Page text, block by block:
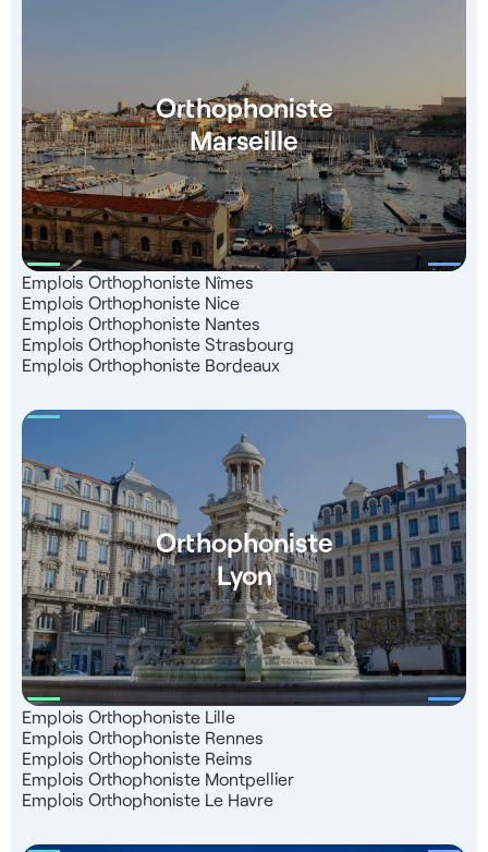
Orthophoniste
Marseille
Emplois Orthophoniste Nîmes
Emplois Orthophoniste Nice
Emplois Orthophoniste Nantes
Emplois Orthophoniste Strasbourg
Emplois Orthophoniste Bordeaux
Orthophoniste
Lyon
Emplois Orthophoniste Lille
Emplois Orthophoniste Rennes
Emplois Orthophoniste Reims
Emplois Orthophoniste Montpellier
Emplois Orthophoniste Le Havre